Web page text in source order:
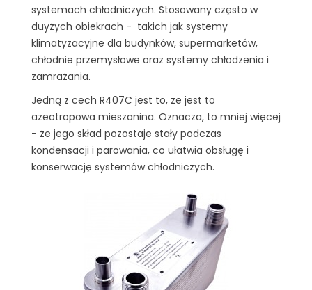
systemach chłodniczych. Stosowany często w
duyżych obiekrach - takich jak systemy
klimatyzacyjne dla budynków, supermarketów,
chłodnie przemysłowe oraz systemy chłodzenia i
zamrażania.
Jedną z cech R407C jest to, że jest to
azeotropowa mieszanina. Oznacza, to mniej więcej
- że jego skład pozostaje stały podczas
kondensacji i parowania, co ułatwia obsługę i
konserwację systemów chłodniczych.